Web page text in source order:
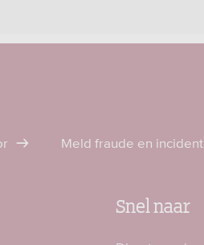
Meld fraude en
Snel naar